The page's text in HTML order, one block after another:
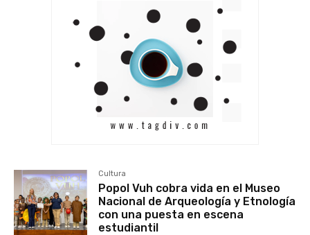
Cultura
Popol Vuh cobra vida en el Museo
Nacional de Arqueología y Etnología
con una puesta en escena
estudiantil